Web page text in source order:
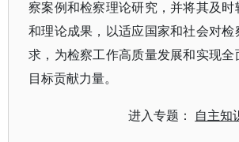
察案例和检察理论研究，并将其及时
和理论成果，以适应国家和社会对检
求，为检察工作高质量发展和实现全
目标贡献力量。
进入专题： 自主知